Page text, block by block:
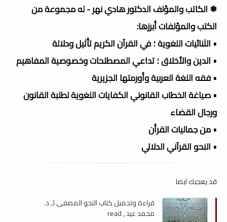
❅ الكاتب والمؤلف الدكتور هادي نهر - له مجموعة من
الكتب والمؤلفات أبرزها:
• الثنائيات اللغوية ؛ في القرآن الكريم تأثيل ودلالة
• الدين والأخلاق ؛ تداعي المصطلحات وخصوصية المفاهيم
• فقه اللغة العربية وأورمتها الجزيرية
• صياغة الخطاب القانوني الكفايات اللغوية لطلبة القانون
ورجال القضاء
• من جماليات القرأن
• النحو القرآني الدلالي
قد يعجبك ايضا
قراءة وتحميل كتاب النحو المصفى لـ د.
محمد عيد , read